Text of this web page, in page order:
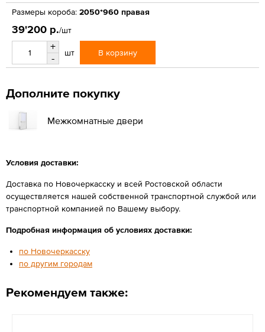
Размеры короба: 2050*960 правая
39'200 р./шт
+
-
шт В корзину
Дополните покупку
Межкомнатные двери
Условия доставки:
Доставка по Новочеркасску и всей Ростовской области
осуществляется нашей собственной транспортной службой или
транспортной компанией по Вашему выбору.
Подробная информация об условиях доставки:
по Новочеркасску
по другим городам
Рекомендуем также: